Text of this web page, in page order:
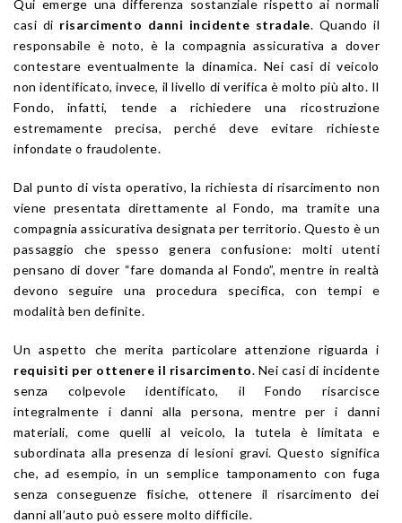
Qui emerge una differenza sostanziale rispetto ai normali
casi di risarcimento danni incidente stradale. Quando il
responsabile è noto, è la compagnia assicurativa a dover
contestare eventualmente la dinamica. Nei casi di veicolo
non identificato, invece, il livello di verifica è molto più alto. Il
Fondo, infatti, tende a richiedere una ricostruzione
estremamente precisa, perché deve evitare richieste
infondate o fraudolente.
Dal punto di vista operativo, la richiesta di risarcimento non
viene presentata direttamente al Fondo, ma tramite una
compagnia assicurativa designata per territorio. Questo è un
passaggio che spesso genera confusione: molti utenti
pensano di dover “fare domanda al Fondo”, mentre in realtà
devono seguire una procedura specifica, con tempi e
modalità ben definite.
Un aspetto che merita particolare attenzione riguarda i
requisiti per ottenere il risarcimento. Nei casi di incidente
senza colpevole identificato, il Fondo risarcisce
integralmente i danni alla persona, mentre per i danni
materiali, come quelli al veicolo, la tutela è limitata e
subordinata alla presenza di lesioni gravi. Questo significa
che, ad esempio, in un semplice tamponamento con fuga
senza conseguenze fisiche, ottenere il risarcimento dei
danni all’auto può essere molto difficile.